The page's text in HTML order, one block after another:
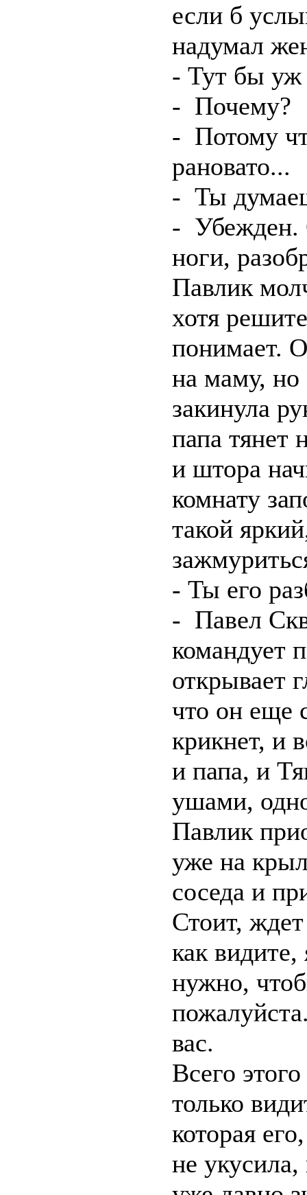
если б
надумал
- Тут бы уж
- Почему?
- Потому
рановато...
- Ты
- Убежден.
ноги,
Павлик
хотя
понимает.
на маму, но
закинула
папа тянет
и штора
комнату
такой
- Ты его
- Павел
командует
открывает
что он еще
крикнет, и
и папа, и
ушами,
Павлик
уже на
соседа и
Стоит,
как
нужно,
вас.
Всего
только
которая
не